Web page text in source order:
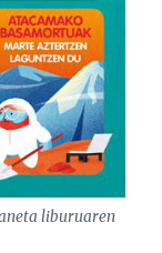
liburuaren